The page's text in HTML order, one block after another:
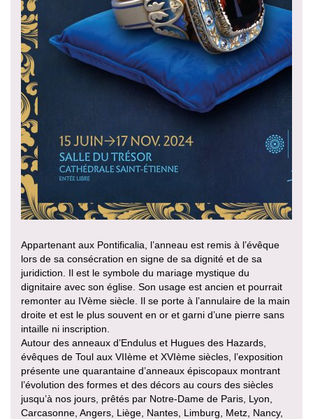
Appartenant aux Pontificalia, l’anneau est remis à l’évêque
lors de sa consécration en signe de sa dignité et de sa
juridiction. Il est le symbole du mariage mystique du
dignitaire avec son église. Son usage est ancien et pourrait
remonter au IVème siècle. Il se porte à l’annulaire de la main
droite et est le plus souvent en or et garni d’une pierre sans
intaille ni inscription.
Autour des anneaux d’Endulus et Hugues des Hazards,
évêques de Toul aux VIIème et XVIème siècles, l’exposition
présente une quarantaine d’anneaux épiscopaux montrant
l’évolution des formes et des décors au cours des siècles
jusqu’à nos jours, prêtés par Notre-Dame de Paris, Lyon,
Carcasonne, Angers, Liège, Nantes, Limburg, Metz, Nancy,